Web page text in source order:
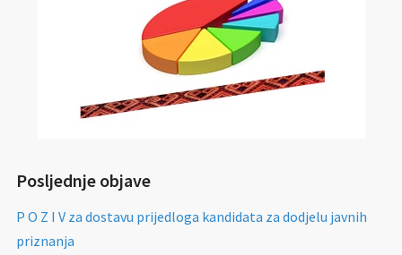
Posljednje objave
P O Z I V za dostavu prijedloga kandidata za dodjelu javnih
priznanja